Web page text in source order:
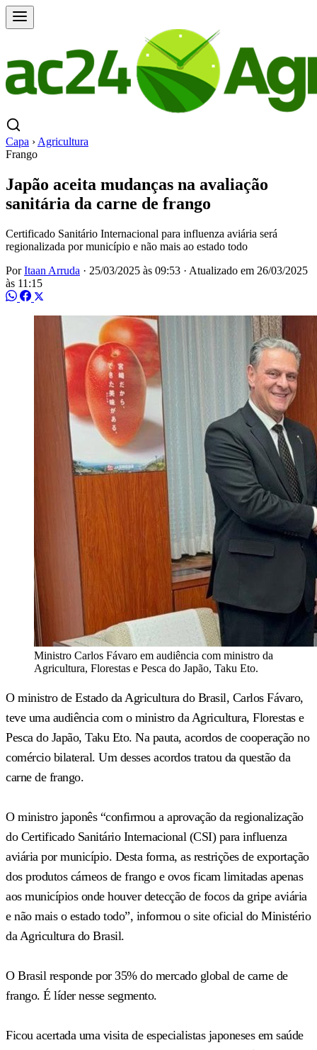
Capa › Agricultura
Frango
Japão aceita mudanças na avaliação
sanitária da carne de frango
Certificado Sanitário Internacional para influenza aviária será
regionalizada por município e não mais ao estado todo
PorItaan Arruda · 25/03/2025 às 09:53 · Atualizado em 26/03/2025
às 11:15
Ministro Carlos Fávaro em audiência com ministro da
Agricultura, Florestas e Pesca do Japão, Taku Eto.
O ministro de Estado da Agricultura do Brasil, Carlos Fávaro,
teve uma audiência com o ministro da Agricultura, Florestas e
Pesca do Japão, Taku Eto. Na pauta, acordos de cooperação no
comércio bilateral. Um desses acordos tratou da questão da
carne de frango.
O ministro japonês “confirmou a aprovação da regionalização
do Certificado Sanitário Internacional (CSI) para influenza
aviária por município. Desta forma, as restrições de exportação
dos produtos cárneos de frango e ovos ficam limitadas apenas
aos municípios onde houver detecção de focos da gripe aviária
e não mais o estado todo”, informou o site oficial do Ministério
da Agricultura do Brasil.
O Brasil responde por 35% do mercado global de carne de
frango. É líder nesse segmento.
Ficou acertada uma visita de especialistas japoneses em saúde